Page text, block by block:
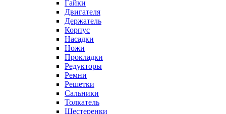
Гайки
Двигателя
Держатель
Корпус
Насадки
Ножи
Прокладки
Редукторы
Ремни
Решетки
Сальники
Толкатель
Шестеренки